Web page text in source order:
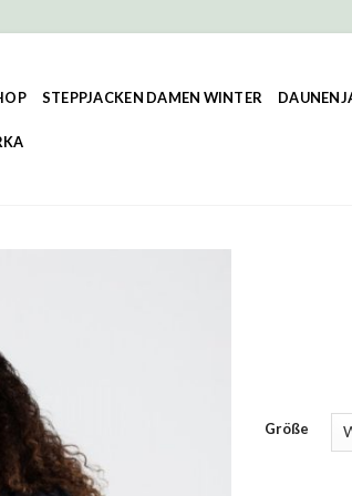
STEPPJACKEN DAMEN WINTER
Größe